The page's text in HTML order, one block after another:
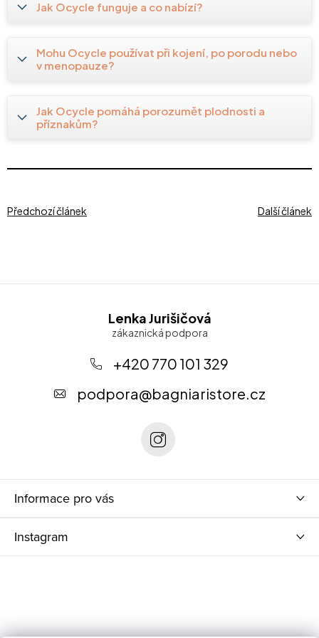
Jak Ocycle funguje a co nabízí?
Mohu Ocycle používat při kojení, po porodu nebo
v menopauze?
Jak Ocycle pomáhá porozumět plodnosti a
příznakům?
Předchozí článek Další článek
Lenka Jurišičová
+420 770 101 329
podpora@bagniaristore.cz
Informace pro vás
Instagram